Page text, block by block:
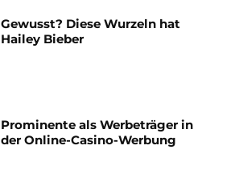
Gewusst? Diese Wurzeln hat
Hailey Bieber
Prominente als Werbeträger in
der Online-Casino-Werbung